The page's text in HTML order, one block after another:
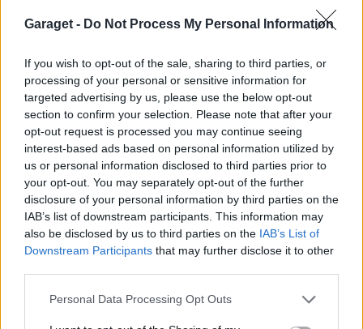
Garaget - Do Not Process My Personal Information
If you wish to opt-out of the sale, sharing to third parties, or
processing of your personal or sensitive information for
targeted advertising by us, please use the below opt-out
section to confirm your selection. Please note that after your
opt-out request is processed you may continue seeing
interest-based ads based on personal information utilized by
us or personal information disclosed to third parties prior to
your opt-out. You may separately opt-out of the further
disclosure of your personal information by third parties on the
IAB’s list of downstream participants. This information may
also be disclosed by us to third parties on the IAB’s List of
Downstream Participants that may further disclose it to other
Personal Data Processing Opt Outs